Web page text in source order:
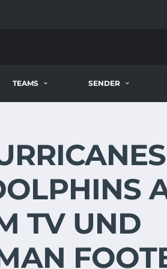
TEAMS SENDER
TV UND